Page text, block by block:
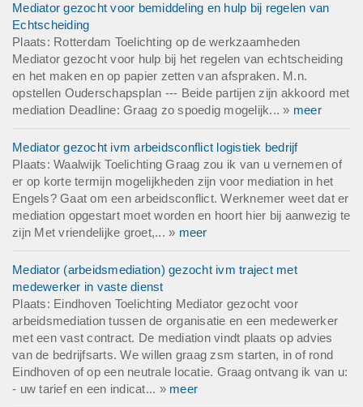
Mediator gezocht voor bemiddeling en hulp bij regelen van
Echtscheiding
Plaats: Rotterdam Toelichting op de werkzaamheden
Mediator gezocht voor hulp bij het regelen van echtscheiding
en het maken en op papier zetten van afspraken. M.n.
opstellen Ouderschapsplan --- Beide partijen zijn akkoord met
mediation Deadline: Graag zo spoedig mogelijk... » meer
Mediator gezocht ivm arbeidsconflict logistiek bedrijf
Plaats: Waalwijk Toelichting Graag zou ik van u vernemen of
er op korte termijn mogelijkheden zijn voor mediation in het
Engels? Gaat om een arbeidsconflict. Werknemer weet dat er
mediation opgestart moet worden en hoort hier bij aanwezig te
zijn Met vriendelijke groet,... » meer
Mediator (arbeidsmediation) gezocht ivm traject met
medewerker in vaste dienst
Plaats: Eindhoven Toelichting Mediator gezocht voor
arbeidsmediation tussen de organisatie en een medewerker
met een vast contract. De mediation vindt plaats op advies
van de bedrijfsarts. We willen graag zsm starten, in of rond
Eindhoven of op een neutrale locatie. Graag ontvang ik van u:
- uw tarief en een indicat... » meer